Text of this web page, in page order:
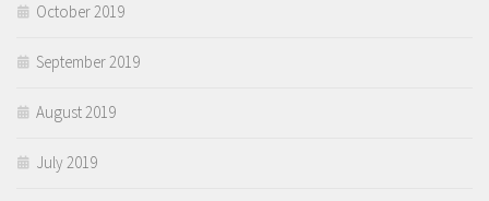
October 2019
September 2019
August 2019
July 2019